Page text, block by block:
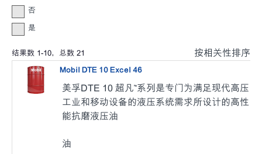
否
是
结果数 1-10，总数 21 按相关性排序
Mobil DTE 10 Excel 46
美孚DTE 10 超凡™系列是专门为满足现代高压
工业和移动设备的液压系统需求所设计的高性
能抗磨液压油
油